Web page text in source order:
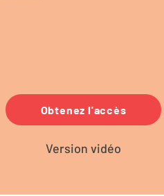
Obtenez l'accès
Version vidéo